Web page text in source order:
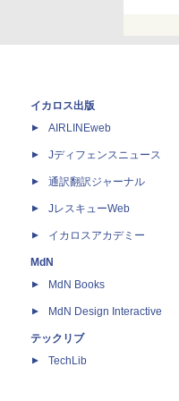
イカロス出版
AIRLINEweb
Jディフェンスニュース
通訳翻訳ジャーナル
JレスキューWeb
イカロスアカデミー
MdN
MdN Books
MdN Design Interactive
テックリブ
TechLib